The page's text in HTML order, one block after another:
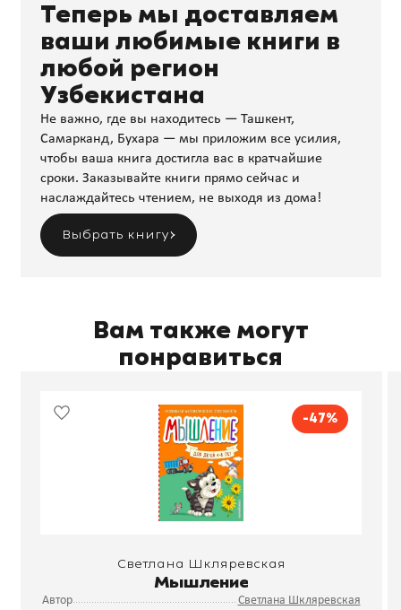
Теперь мы доставляем
ваши любимые книги в
любой регион
Узбекистана
Не важно, где вы находитесь — Ташкент,
Самарканд, Бухара — мы приложим все усилия,
чтобы ваша книга достигла вас в кратчайшие
сроки. Заказывайте книги прямо сейчас и
наслаждайтесь чтением, не выходя из дома!
Выбрать книгу
Вам также могут
понравиться
-47%
Светлана Шкляревская
Мышление
Автор
Светлана Шкляревская